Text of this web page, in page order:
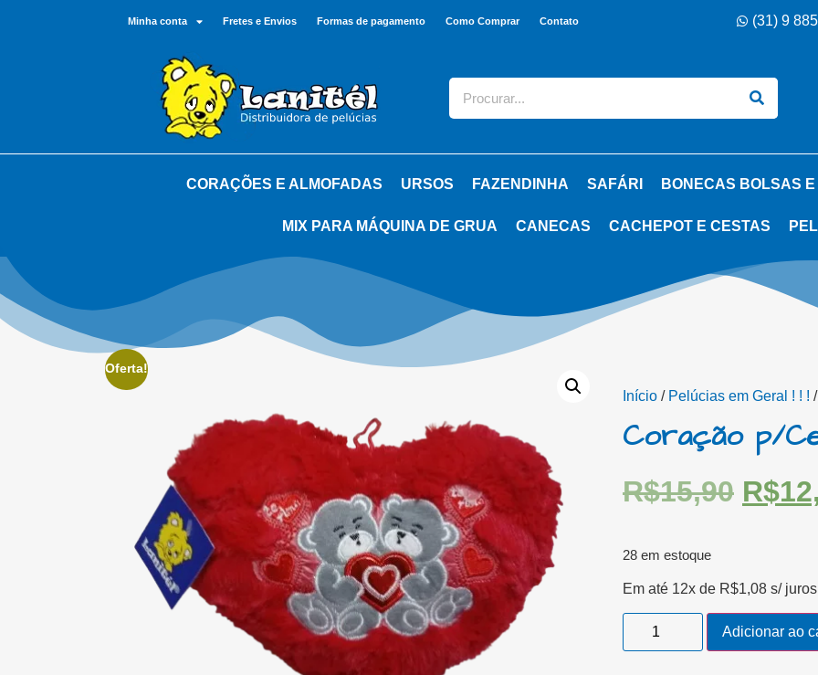
Minha conta Fretes e Envios Formas de pagamento Como Comprar Contato (31) 9
CORAÇÕES E ALMOFADAS URSOS FAZENDINHA SAFÁRI BONECAS BOLSAS
MIX PARA MÁQUINA DE GRUA CANECAS CACHEPOT E CESTAS
Oferta!
Início / Pelúcias em Geral ! ! !
Coração p/
R$15,90 R$
28 em estoque
Em até 12x de R$1,08 s/ juros
Adicionar ao